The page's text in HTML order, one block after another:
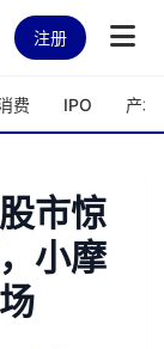
注册
费 IPO 产城
市惊
小摩